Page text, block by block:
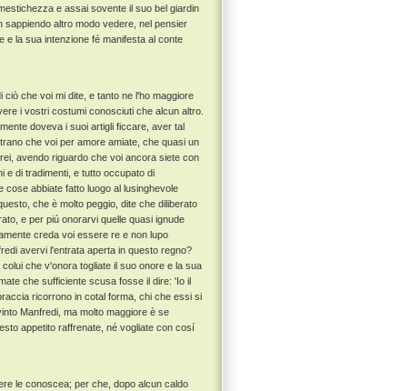
e assai sovente il suo bel giardin
sappiendo altro modo vedere, nel pensier
e la sua intenzione fé manifesta al conte
che voi mi dite, e tanto ne l'ho maggiore
i vostri costumi conosciuti che alcun altro.
doveva i suoi artigli ficcare, aver tal
che voi per amore amiate, che quasi un
avendo riguardo che voi ancora siete con
e di tradimenti, e tutto occupato di
cose abbiate fatto luogo al lusinghevole
che è molto peggio, dite che diliberato
e per piú onorarvi quelle quasi ignude
creda voi essere re e non lupo
avervi l'entrata aperta in questo regno?
che v'onora togliate il suo onore e la sua
che sufficiente scusa fosse il dire: 'Io il
ricorrono in cotal forma, chi che essi si
Manfredi, ma molto maggiore è se
appetito raffrenate, né vogliate con cosí
le conoscea; per che, dopo alcun caldo